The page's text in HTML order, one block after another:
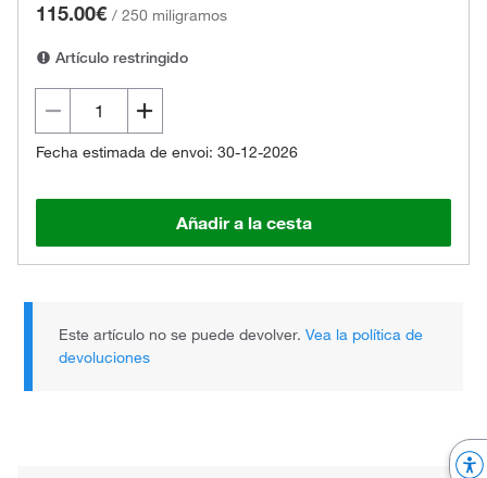
115.00€ / 250 miligramos
Artículo restringido
Fecha estimada de envoi: 30-12-2026
Añadir a la cesta
Este artículo no se puede devolver.Vea la política de
devoluciones